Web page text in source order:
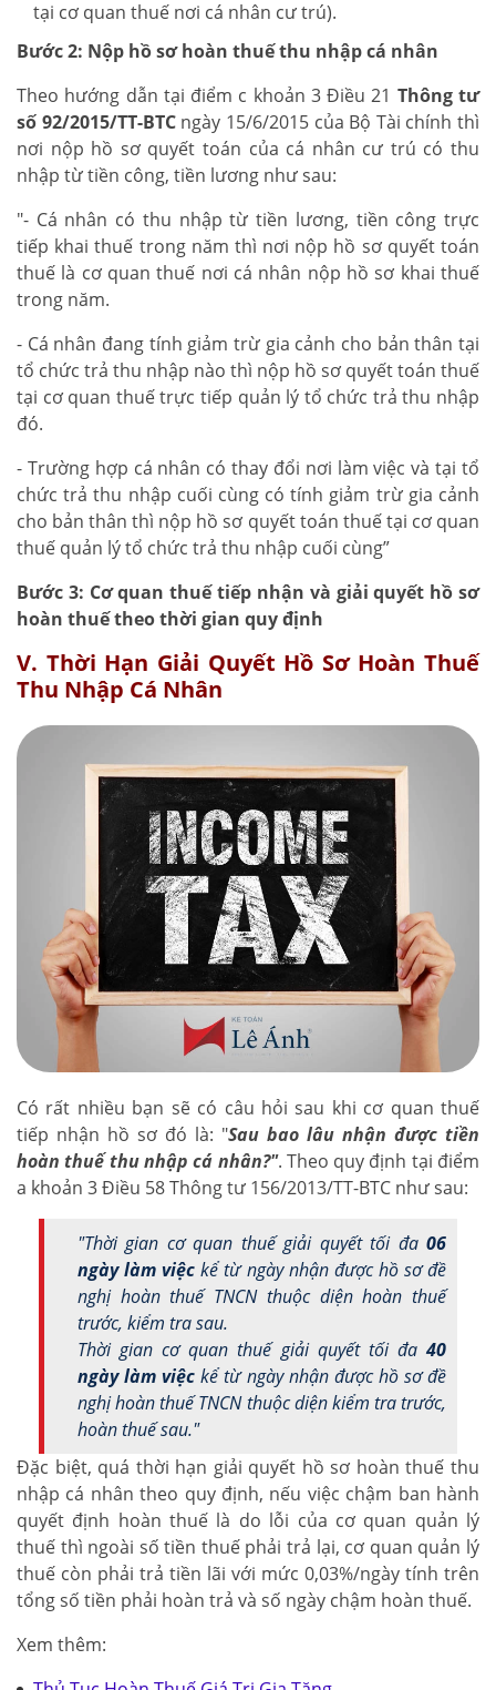
tại cơ quan thuế nơi cá nhân cư trú).
Bước 2: Nộp hồ sơ hoàn thuế thu nhập cá nhân
Theo hướng dẫn tại điểm c khoản 3 Điều 21 Thông tư
số 92/2015/TT-BTCngày 15/6/2015 của Bộ Tài chính thì
nơi nộp hồ sơ quyết toán của cá nhân cư trú có thu
nhập từ tiền công, tiền lương như sau:
"- Cá nhân có thu nhập từ tiền lương, tiền công trực
tiếp khai thuế trong năm thì nơi nộp hồ sơ quyết toán
thuế là cơ quan thuế nơi cá nhân nộp hồ sơ khai thuế
trong năm.
- Cá nhân đang tính giảm trừ gia cảnh cho bản thân tại
tổ chức trả thu nhập nào thì nộp hồ sơ quyết toán thuế
tại cơ quan thuế trực tiếp quản lý tổ chức trả thu nhập
đó.
- Trường hợp cá nhân có thay đổi nơi làm việc và tại tổ
chức trả thu nhập cuối cùng có tính giảm trừ gia cảnh
cho bản thân thì nộp hồ sơ quyết toán thuế tại cơ quan
thuế quản lý tổ chức trả thu nhập cuối cùng”
Bước 3: Cơ quan thuế tiếp nhận và giải quyết hồ sơ
hoàn thuế theo thời gian quy định
V. Thời Hạn Giải Quyết Hồ Sơ Hoàn Thuế
Thu Nhập Cá Nhân
Có rất nhiều bạn sẽ có câu hỏi sau khi cơ quan thuế
tiếp nhận hồ sơ đó là: "Sau bao lâu nhận được tiền
hoàn thuế thu nhập cá nhân?". Theo quy định tại điểm
a khoản 3 Điều 58 Thông tư 156/2013/TT-BTC như sau:
"Thời gian cơ quan thuế giải quyết tối đa 06
ngày làm việc kể từ ngày nhận được hồ sơ đề
nghị hoàn thuế TNCN thuộc diện hoàn thuế
trước, kiểm tra sau.
Thời gian cơ quan thuế giải quyết tối đa 40
ngày làm việc kể từ ngày nhận được hồ sơ đề
nghị hoàn thuế TNCN thuộc diện kiểm tra trước,
hoàn thuế sau."
Đặc biệt, quá thời hạn giải quyết hồ sơ hoàn thuế thu
nhập cá nhân theo quy định, nếu việc chậm ban hành
quyết định hoàn thuế là do lỗi của cơ quan quản lý
thuế thì ngoài số tiền thuế phải trả lại, cơ quan quản lý
thuế còn phải trả tiền lãi với mức 0,03%/ngày tính trên
tổng số tiền phải hoàn trả và số ngày chậm hoàn thuế.
Xem thêm: